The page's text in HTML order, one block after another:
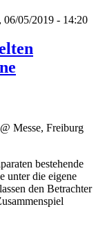
06/05/2019 - 14:20
Messe, Freiburg
bestehende
unter die eigene
den Betrachter